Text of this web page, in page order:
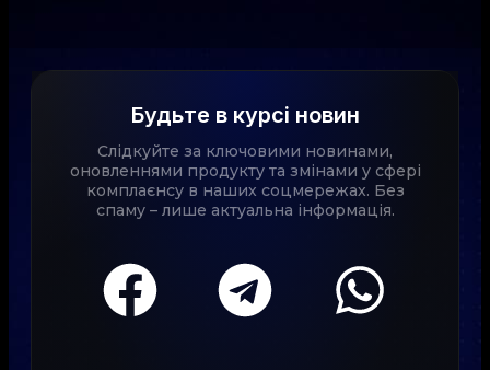
Будьте в курсі новин
Слідкуйте за ключовими новинами,
оновленнями продукту та змінами у сфері
комплаєнсу в наших соцмережах. Без
спаму – лише актуальна інформація.